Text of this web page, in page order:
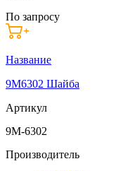
По запросу
Название
9M6302 Шайба
Артикул
9M-6302
Производитель